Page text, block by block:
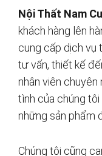
Nội Thất Nam
khách hàng lên
cung cấp dịch vụ
tư vấn, thiết kế
nhân viên chuyên
tình của chúng
những sản phẩm
Chúng tôi cũng